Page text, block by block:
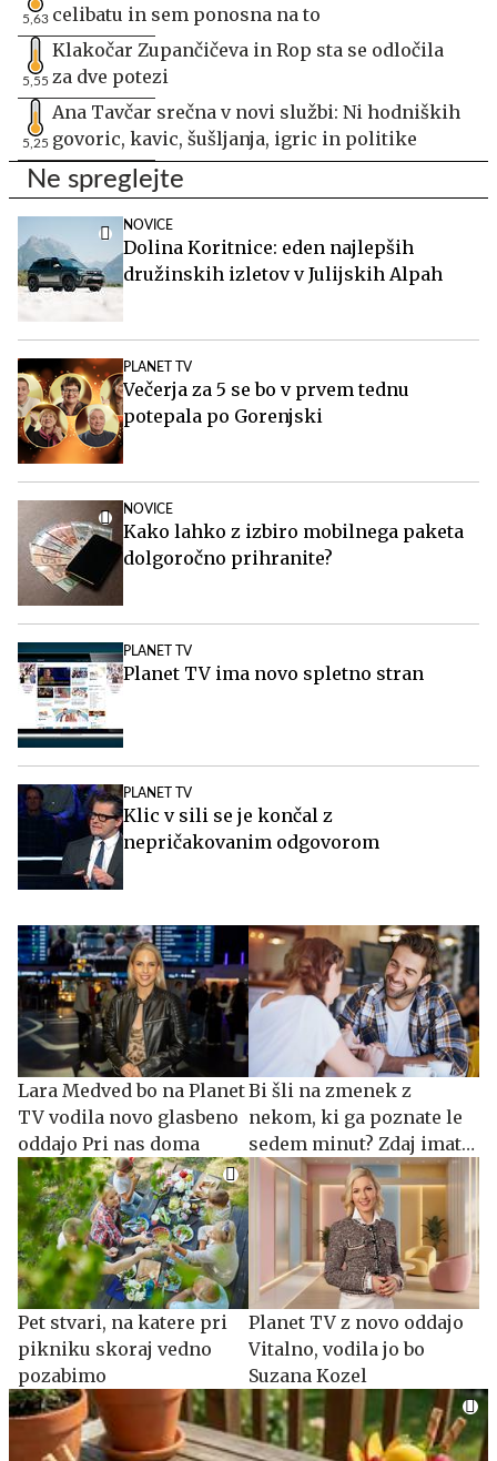
5,63 celibatu in sem ponosna na to
5,55
Klakočar Zupančičeva in Rop sta se odločila
za dve potezi
5,25
Ana Tavčar srečna v novi službi: Ni hodniških
govoric, kavic, šušljanja, igric in politike
Ne spreglejte
NOVICE
Dolina Koritnice: eden najlepših
družinskih izletov v Julijskih Alpah
PLANET TV
Večerja za 5 se bo v prvem tednu
potepala po Gorenjski
NOVICE
Kako lahko z izbiro mobilnega paketa
dolgoročno prihranite?
PLANET TV
Planet TV ima novo spletno stran
PLANET TV
Klic v sili se je končal z
nepričakovanim odgovorom
Lara Medved bo na Planet
TV vodila novo glasbeno
oddajo Pri nas doma
Bi šli na zmenek z
nekom, ki ga poznate le
sedem minut? Zdaj imate
priložnost.
Pet stvari, na katere pri
pikniku skoraj vedno
pozabimo
Planet TV z novo oddajo
Vitalno, vodila jo bo
Suzana Kozel